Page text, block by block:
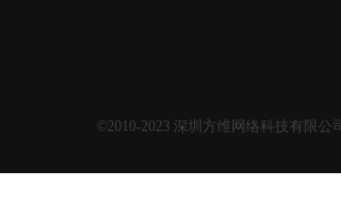
©2010-2023 深圳方维网络科技有限公司